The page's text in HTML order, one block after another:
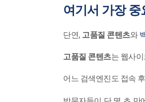
여기서 가장
단연, 고품질 콘텐츠와
고품질 콘텐츠는 웹사
어느 검색엔진도 접속